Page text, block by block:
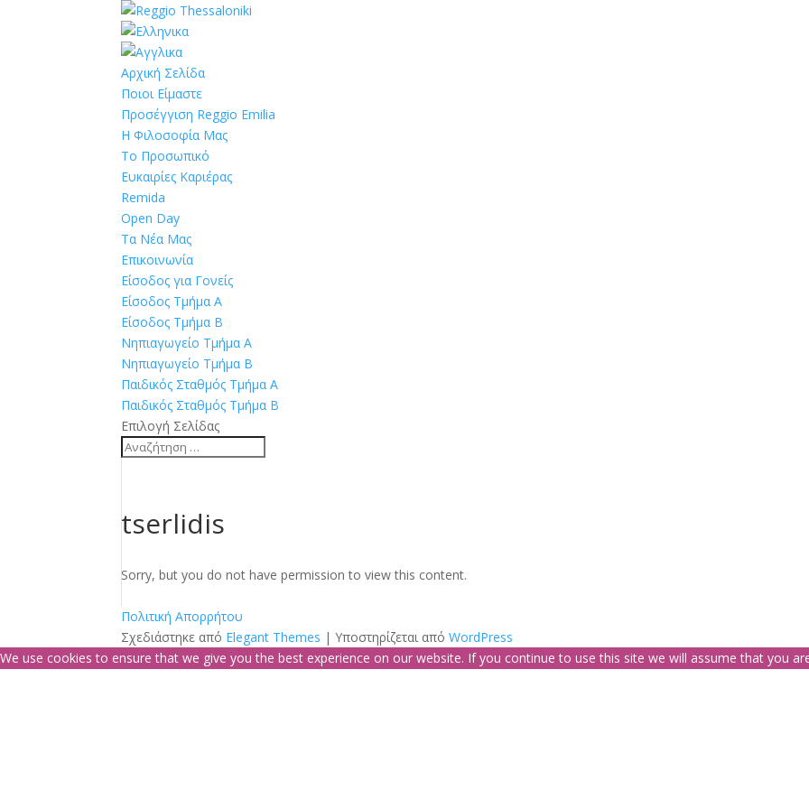
Αρχική Σελίδα
Ποιοι Είμαστε
Προσέγγιση Reggio Emilia
Η Φιλοσοφία Μας
Το Προσωπικό
Ευκαιρίες Καριέρας
Remida
Open Day
Τα Νέα Μας
Επικοινωνία
Είσοδος για Γονείς
Είσοδος Τμήμα Α
Είσοδος Τμήμα Β
Νηπιαγωγείο Τμήμα Α
Νηπιαγωγείο Τμήμα Β
Παιδικός Σταθμός Τμήμα Α
Παιδικός Σταθμός Τμήμα Β
Επιλογή Σελίδας
tserlidis
Sorry, but you do not have permission to view this content.
Πολιτική Απορρήτου
Σχεδιάστηκε από Elegant Themes | Υποστηρίζεται απόWordPress
We use cookies to ensure that we give you the best experience on our website. If you continue to use this site we will assume that you